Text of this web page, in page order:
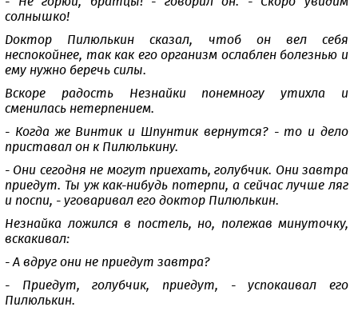
солнышко!
Доктор Пилюлькин сказал, чтоб он вел себя
неспокойнее, так как его организм ослаблен болезнью и
ему нужно беречь силы.
Вскоре радость Незнайки понемногу утихла и
сменилась нетерпением.
- Когда же Винтик и Шпунтик вернутся? - то и дело
приставал он к Пилюлькину.
- Они сегодня не могут приехать, голубчик. Они завтра
приедут. Ты уж как-нибудь потерпи, а сейчас лучше ляг
и поспи, - уговаривал его доктор Пилюлькин.
Незнайка ложился в постель, но, полежав минуточку,
вскакивал:
- А вдруг они не приедут завтра?
- Приедут, голубчик, приедут, - успокаивал его
Пилюлькин.